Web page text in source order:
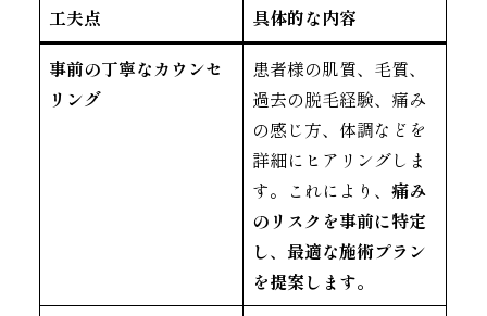
工夫点
具体的な内容
事前の丁寧なカウンセ
リング
患者様の肌質、毛質、
過去の脱毛経験、痛み
の感じ方、体調などを
詳細にヒアリングしま
す。これにより、痛み
のリスクを事前に特定
し、最適な施術プラン
を提案します。